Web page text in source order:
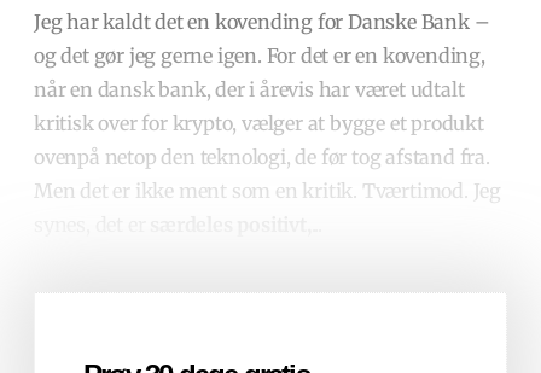
Jeg har kaldt det en kovending for Danske Bank –
og det gør jeg gerne igen. For det er en kovending,
når en dansk bank, der i årevis har været udtalt
kritisk over for krypto, vælger at bygge et produkt
ovenpå netop den teknologi, de før tog afstand fra.
Men det er ikke ment som en kritik. Tværtimod. Jeg